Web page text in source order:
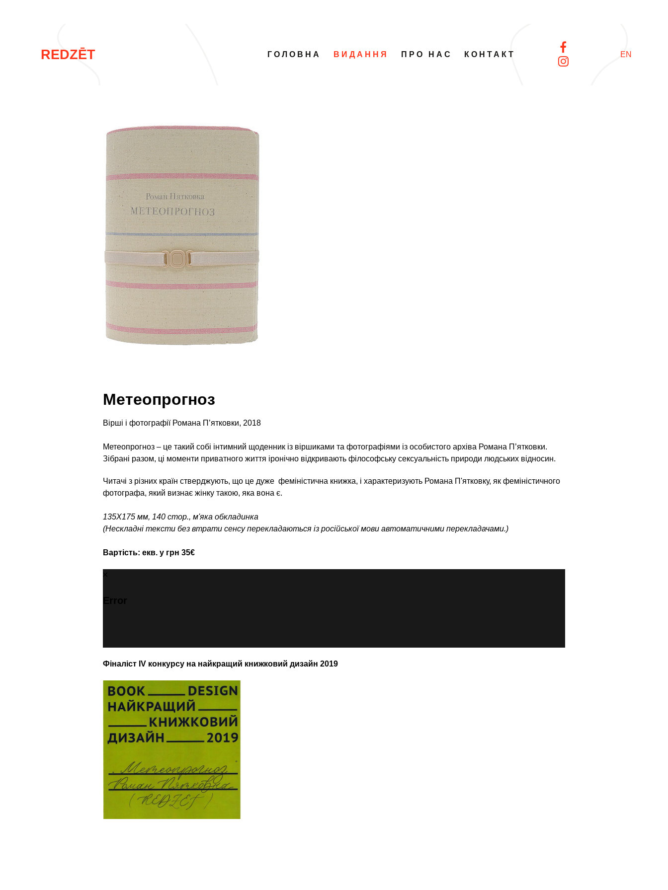
REDZĒT ГОЛОВНА ВИДАННЯ ПРО НАС КОНТАКТ EN
Метеопрогноз
Вірші і фотографії Романа П’ятковки, 2018
Метеопрогноз – це такий собі інтимний щоденник із віршиками та фотографіями із особистого архіва Романа П’ятковки.
Зібрані разом, ці моменти приватного життя іронічно відкривають філософську сексуальність природи людських відносин.
Читачі з різних країн стверджують, що це дуже феміністична книжка, і характеризують Романа П'ятковку, як феміністичного
фотографа, який визнає жінку такою, яка вона є.
135X175 мм, 140 стор., м'яка обкладинка
(Нескладні тексти без втрати сенсу перекладаються із російської мови автоматичними перекладачами.)
Вартість: екв. у грн 35€
Error
Фіналіст IV конкурсу на найкращий книжковий дизайн 2019